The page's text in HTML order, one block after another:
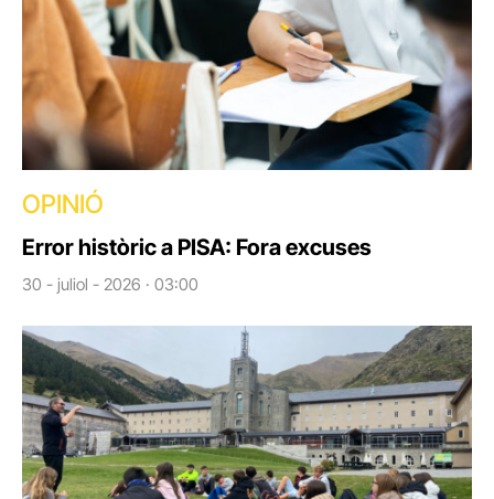
OPINIÓ
Error històric a PISA: Fora excuses
30 - juliol - 2026 · 03:00